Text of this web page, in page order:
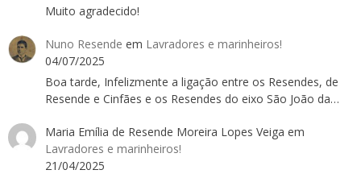
Muito agradecido!
Nuno Resende em Lavradores e marinheiros!
04/07/2025
Boa tarde, Infelizmente a ligação entre os Resendes, de
Resende e Cinfães e os Resendes do eixo São João da…
Maria Emília de Resende Moreira Lopes Veiga em
Lavradores e marinheiros!
21/04/2025